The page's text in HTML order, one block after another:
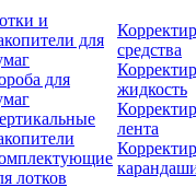
и
для
для
лотков
средства
жидкость
лента